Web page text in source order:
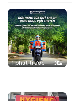
1 phút trước 3